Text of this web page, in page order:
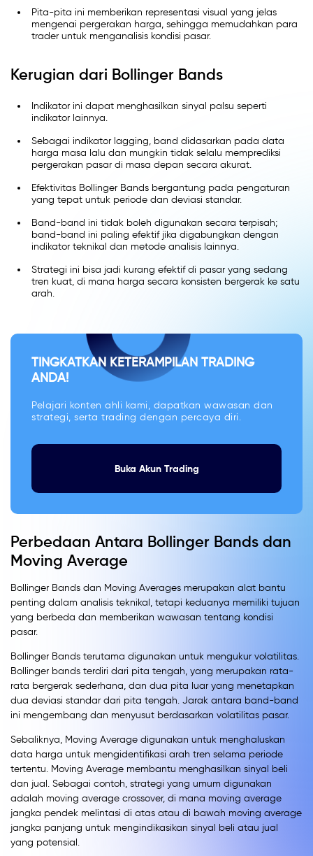
Pita-pita ini memberikan representasi visual yang jelas
mengenai pergerakan harga, sehingga memudahkan para
trader untuk menganalisis kondisi pasar.
Kerugian dari Bollinger Bands
Indikator ini dapat menghasilkan sinyal palsu seperti
indikator lainnya.
Sebagai indikator lagging, band didasarkan pada data
harga masa lalu dan mungkin tidak selalu memprediksi
pergerakan pasar di masa depan secara akurat.
Efektivitas Bollinger Bands bergantung pada pengaturan
yang tepat untuk periode dan deviasi standar.
Band-band ini tidak boleh digunakan secara terpisah;
band-band ini paling efektif jika digabungkan dengan
indikator teknikal dan metode analisis lainnya.
Strategi ini bisa jadi kurang efektif di pasar yang sedang
tren kuat, di mana harga secara konsisten bergerak ke satu
arah.
TINGKATKAN KETERAMPILAN TRADING
ANDA!
Pelajari konten ahli kami, dapatkan wawasan dan
strategi, serta trading dengan percaya diri.
Buka Akun Trading
Perbedaan Antara Bollinger Bands dan
Moving Average
Bollinger Bands dan Moving Averages merupakan alat bantu
penting dalam analisis teknikal, tetapi keduanya memiliki tujuan
yang berbeda dan memberikan wawasan tentang kondisi
pasar.
Bollinger Bands terutama digunakan untuk mengukur volatilitas.
Bollinger bands terdiri dari pita tengah, yang merupakan rata-
rata bergerak sederhana, dan dua pita luar yang menetapkan
dua deviasi standar dari pita tengah. Jarak antara band-band
ini mengembang dan menyusut berdasarkan volatilitas pasar.
Sebaliknya, Moving Average digunakan untuk menghaluskan
data harga untuk mengidentifikasi arah tren selama periode
tertentu. Moving Average membantu menghasilkan sinyal beli
dan jual. Sebagai contoh, strategi yang umum digunakan
adalah moving average crossover, di mana moving average
jangka pendek melintasi di atas atau di bawah moving average
jangka panjang untuk mengindikasikan sinyal beli atau jual
yang potensial.